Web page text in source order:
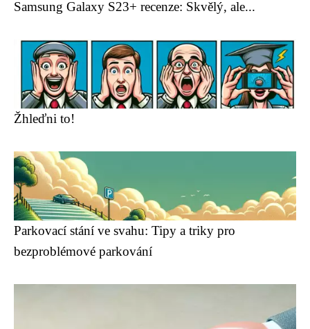
Samsung Galaxy S23+ recenze: Skvělý, ale...
Žhleďni to!
Parkovací stání ve svahu: Tipy a triky pro
bezproblémové parkování